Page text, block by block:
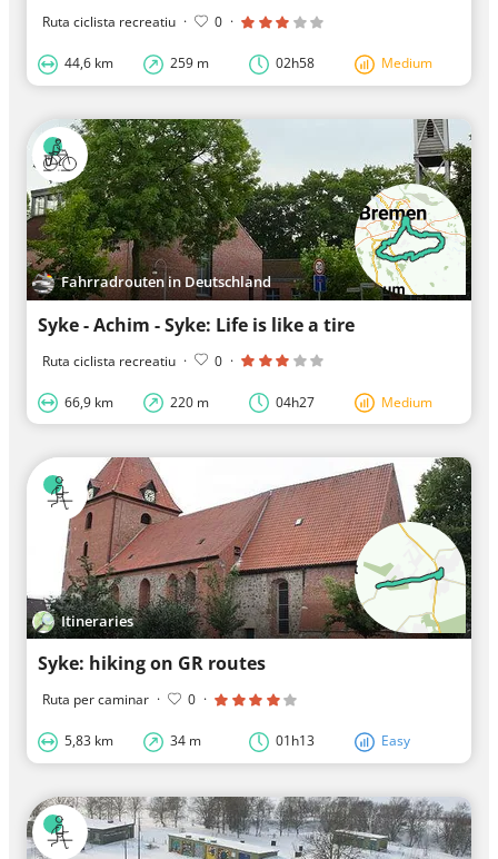
Ruta ciclista recreatiu · 0 ·
44,6 km 259 m 02h58 Medium
Fahrradrouten in Deutschland
Syke - Achim - Syke: Life is like a tire
Ruta ciclista recreatiu · 0 ·
66,9 km 220 m 04h27 Medium
Itineraries
Syke: hiking on GR routes
Ruta per caminar · 0 ·
5,83 km 34 m 01h13 Easy